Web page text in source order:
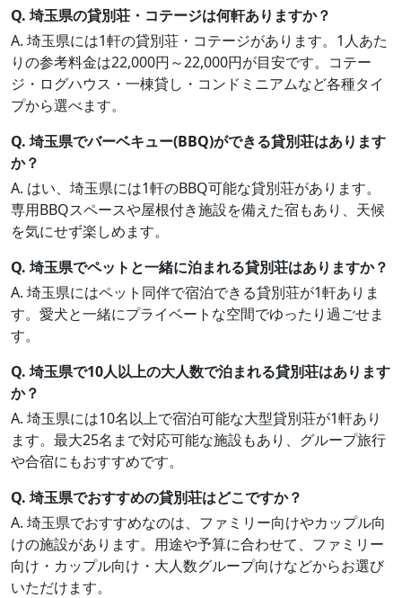
Q. 埼玉県の貸別荘・コテージは何軒ありますか？
A. 埼玉県には1軒の貸別荘・コテージがあります。1人あた
りの参考料金は22,000円～22,000円が目安です。コテー
ジ・ログハウス・一棟貸し・コンドミニアムなど各種タイ
プから選べます。
Q. 埼玉県でバーベキュー(BBQ)ができる貸別荘はあります
か？
A. はい、埼玉県には1軒のBBQ可能な貸別荘があります。
専用BBQスペースや屋根付き施設を備えた宿もあり、天候
を気にせず楽しめます。
Q. 埼玉県でペットと一緒に泊まれる貸別荘はありますか？
A. 埼玉県にはペット同伴で宿泊できる貸別荘が1軒ありま
す。愛犬と一緒にプライベートな空間でゆったり過ごせま
す。
Q. 埼玉県で10人以上の大人数で泊まれる貸別荘はあります
か？
A. 埼玉県には10名以上で宿泊可能な大型貸別荘が1軒あり
ます。最大25名まで対応可能な施設もあり、グループ旅行
や合宿にもおすすめです。
Q. 埼玉県でおすすめの貸別荘はどこですか？
A. 埼玉県でおすすめなのは、ファミリー向けやカップル向
けの施設があります。用途や予算に合わせて、ファミリー
向け・カップル向け・大人数グループ向けなどからお選び
いただけます。